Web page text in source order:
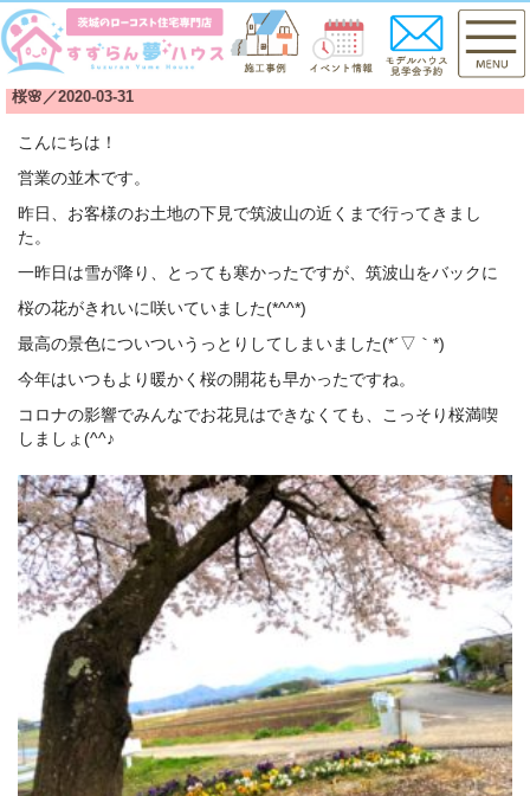
桜🌸／2020-03-31
こんにちは！
営業の並木です。
昨日、お客様のお土地の下見で筑波山の近くまで行ってきまし
た。
一昨日は雪が降り、とっても寒かったですが、筑波山をバックに
桜の花がきれいに咲いていました(*^^*)
最高の景色についついうっとりしてしまいました(*´▽｀*)
今年はいつもより暖かく桜の開花も早かったですね。
コロナの影響でみんなでお花見はできなくても、こっそり桜満喫
しましょ(^^♪